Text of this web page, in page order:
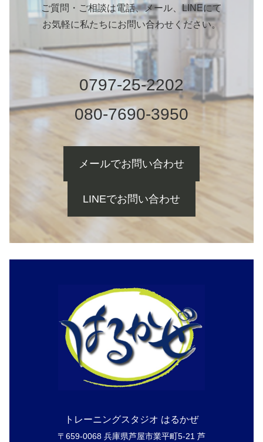
ご質問・ご相談は電話、メール、LINEにて
お気軽に私たちにお問い合わせください。
0797-25-2202
080-7690-3950
メールでお問い合わせ
LINEでお問い合わせ
トレーニングスタジオ はるかぜ
〒659-0068 兵庫県芦屋市業平町5-21 芦